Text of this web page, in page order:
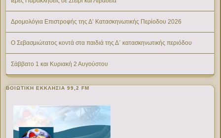
Δρομολόγια Επιστροφής της Δ’ Κατασκηνωτικής Περίοδου 2026
Ο Σεβασμιώτατος κοντά στα παιδιά της Δ΄ κατασκηνωτικής περιόδου
Σάββατο 1 και Κυριακή 2 Αυγούστου
ΒΟΙΩΤΙΚΉ ΕΚΚΛΗΣΊΑ 99,2 FM